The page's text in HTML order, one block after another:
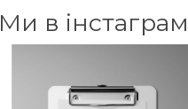
Ми в інстаграм